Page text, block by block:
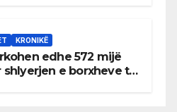
KRONIKË
edhe 572 mijë
shlyerjen e borxheve të